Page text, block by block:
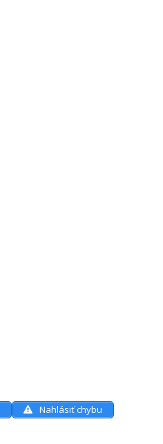
Nahlásiť chybu